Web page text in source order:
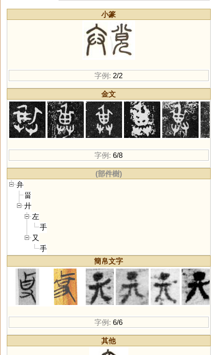
小篆
字例: 2/2
金文
字例: 6/8
(部件樹)
弁
甾
廾
左
手
又
手
簡帛文字
字例: 6/6
其他